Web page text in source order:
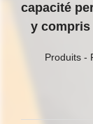
capacité
y compris
Produits -